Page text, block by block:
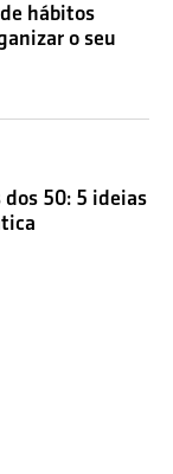
hábitos
o seu
dos 50: 5 ideias